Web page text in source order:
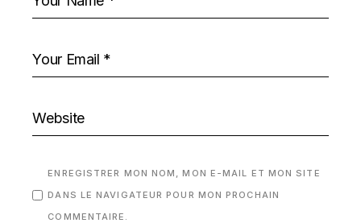
ENREGISTRER MON NOM, MON E-MAIL ET MON SITE
DANS LE NAVIGATEUR POUR MON PROCHAIN
COMMENTAIRE.